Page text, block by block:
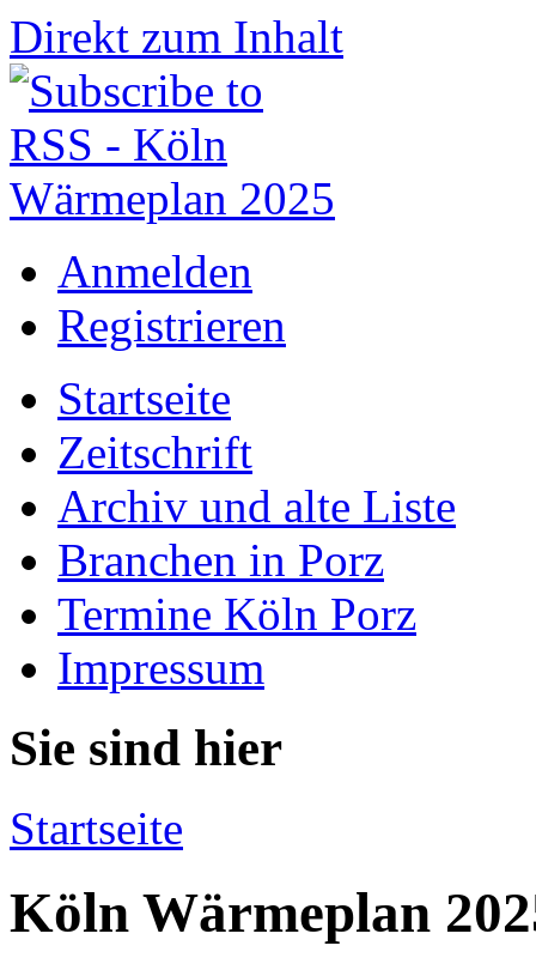
Direkt zum Inhalt
Anmelden
Registrieren
Startseite
Zeitschrift
Archiv und alte Liste
Branchen in Porz
Termine Köln Porz
Impressum
Sie sind hier
Startseite
Köln Wärmeplan